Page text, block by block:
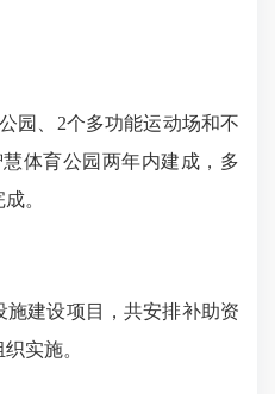
、2个多功能运动场和不
体育公园两年内建成，多
。
建设项目，共安排补助资
实施。